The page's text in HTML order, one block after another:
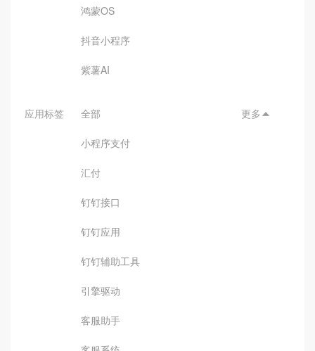
鸿蒙OS
抖音小程序
紫薯AI
应用标签 全部
小程序支付
汇付
钉钉接口
钉钉应用
钉钉辅助工具
引擎驱动
客服助手
更多 